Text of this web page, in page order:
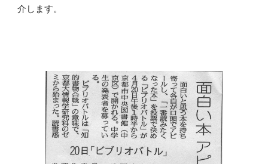
介します。